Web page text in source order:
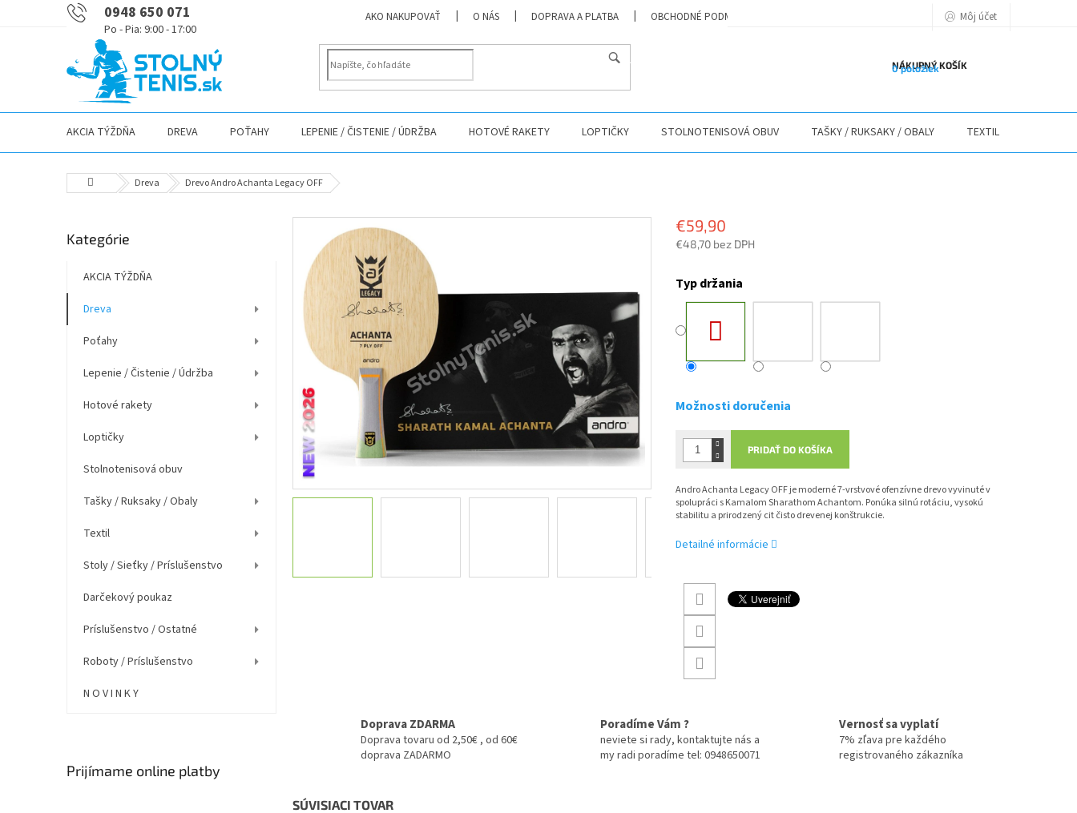
0948 650 071 AKO NAKUPOVAŤ O NÁS DOPRAVA A PLATBA OBCHODNÉ PODMIENKY PODMIENKY OCHRANY OSOBNÝCH ÚDAJOVMôj účet
NÁKUPNÝ KOŠÍK
0 položiek
AKCIA TÝŽDŇA DREVA POŤAHY LEPENIE / ČISTENIE / ÚDRŽBA HOTOVÉ RAKETY LOPTIČKY STOLNOTENISOVÁ OBUV TAŠKY / RUKSAKY / OBALY TEXTIL
DomovDreva Drevo Andro Achanta Legacy OFF
o
ý
a
Preskočiť
Kategórie
AKCIA TÝŽDŇA
Dreva
Poťahy
Lepenie / Čistenie / Údržba
Hotové rakety
Loptičky
Stolnotenisová obuv
Tašky / Ruksaky / Obaly
Textil
Stoly / Sieťky / Príslušenstvo
Darčekový poukaz
Príslušenstvo / Ostatné
Roboty / Príslušenstvo
N O V I N K Y
Prijímame online platby
€59,90
€48,70 bez DPH
cena:
Typ držania
Možnosti doručenia
PRIDAŤ DO KOŠÍKA
Andro Achanta Legacy OFF je moderné 7-vrstvové ofenzívne drevo vyvinuté v
spolupráci s Kamalom Sharathom Achantom. Ponúka silnú rotáciu, vysokú
stabilitu a prirodzený cit čisto drevenej konštrukcie.
Detailné informácie
Doprava ZDARMA
Doprava tovaru od 2,50€ , od 60€
doprava ZADARMO
Poradíme Vám ?
neviete si rady, kontaktujte nás a
my radi poradíme tel: 0948650071
Vernosť sa vyplatí
7% zľava pre každého
registrovaného zákazníka
SÚVISIACI TOVAR